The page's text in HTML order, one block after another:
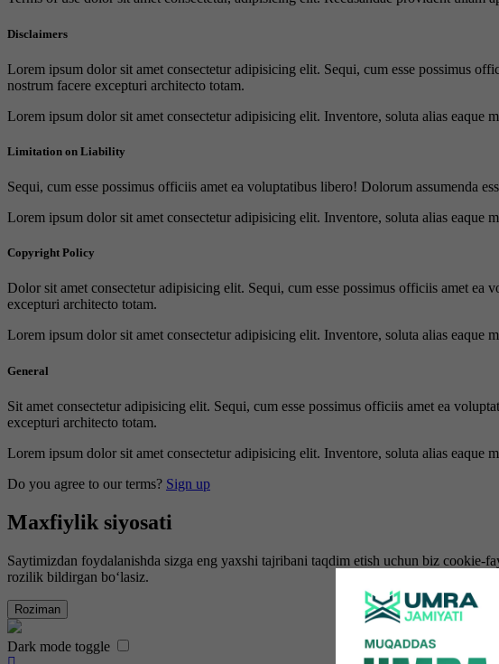
Disclaimers
Lorem ipsum dolor sit amet consectetur adipisicing elit. Sequi, cum esse possimus
nostrum facere excepturi architecto totam.
Lorem ipsum dolor sit amet consectetur adipisicing elit. Inventore, soluta alias eaque
Limitation on Liability
Sequi, cum esse possimus officiis amet ea voluptatibus libero! Dolorum assumenda
Lorem ipsum dolor sit amet consectetur adipisicing elit. Inventore, soluta alias eaque
Copyright Policy
Dolor sit amet consectetur adipisicing elit. Sequi, cum esse possimus officiis amet ea
excepturi architecto totam.
Lorem ipsum dolor sit amet consectetur adipisicing elit. Inventore, soluta alias eaque
General
Sit amet consectetur adipisicing elit. Sequi, cum esse possimus officiis amet ea
excepturi architecto totam.
Lorem ipsum dolor sit amet consectetur adipisicing elit. Inventore, soluta alias eaque
Do you agree to our terms? Sign up
Maxfiylik siyosati
Saytimizdan foydalanishda sizga eng yaxshi tajribani taqdim etish uchun biz
rozilik bildirgan bo‘lasiz.
Roziman
Dark mode toggle